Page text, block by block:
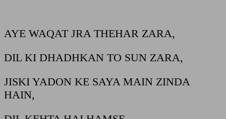
AYE WAQAT JRA THEHAR ZARA,
DIL KI DHADHKAN TO SUN ZARA,
JISKI YADON KE SAYA MAIN ZINDA
HAIN,